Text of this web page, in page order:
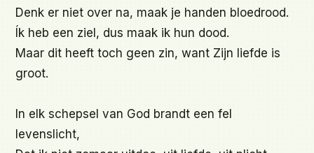
Denk er niet over na, maak je handen bloedrood.
Ík heb een ziel, dus maak ik hun dood.
Maar dit heeft toch geen zin, want Zijn liefde is
groot.
In elk schepsel van God brandt een fel
levenslicht,